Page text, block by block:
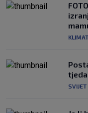
SVIJET